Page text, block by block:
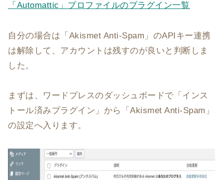
「Automattic」プロファイルのプラグイン一覧
自分の場合は「Akismet Anti-Spam」のAPIキー連携
は解除して、アカウントは残すのが良いと判断しま
した。
まずは、ワードプレスのダッシュボードで「インス
トール済みプラグイン」から「Akismet Anti-Spam」
の設定へ入ります。